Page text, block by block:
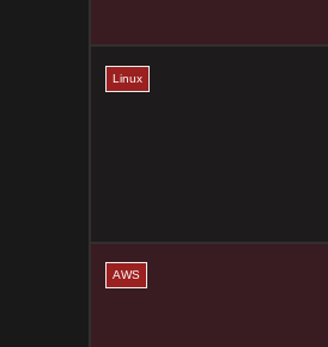
Linux
AWS